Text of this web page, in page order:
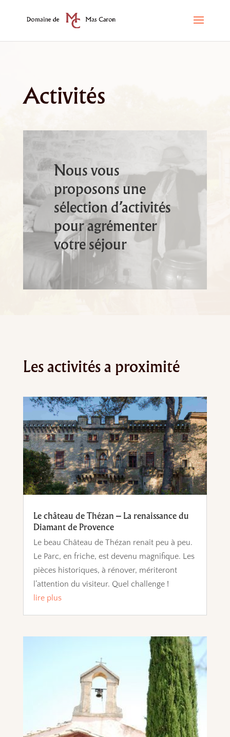
Activités
Nous vous
proposons une
sélection d’activités
pour agrémenter
votre séjour
Les activités a proximité
Le château de Thézan – La renaissance du
Diamant de Provence
Le beau Château de Thézan renaît peu à peu.
Le Parc, en friche, est devenu magnifique. Les
pièces historiques, à rénover, mériteront
l’attention du visiteur. Quel challenge !
lire plus